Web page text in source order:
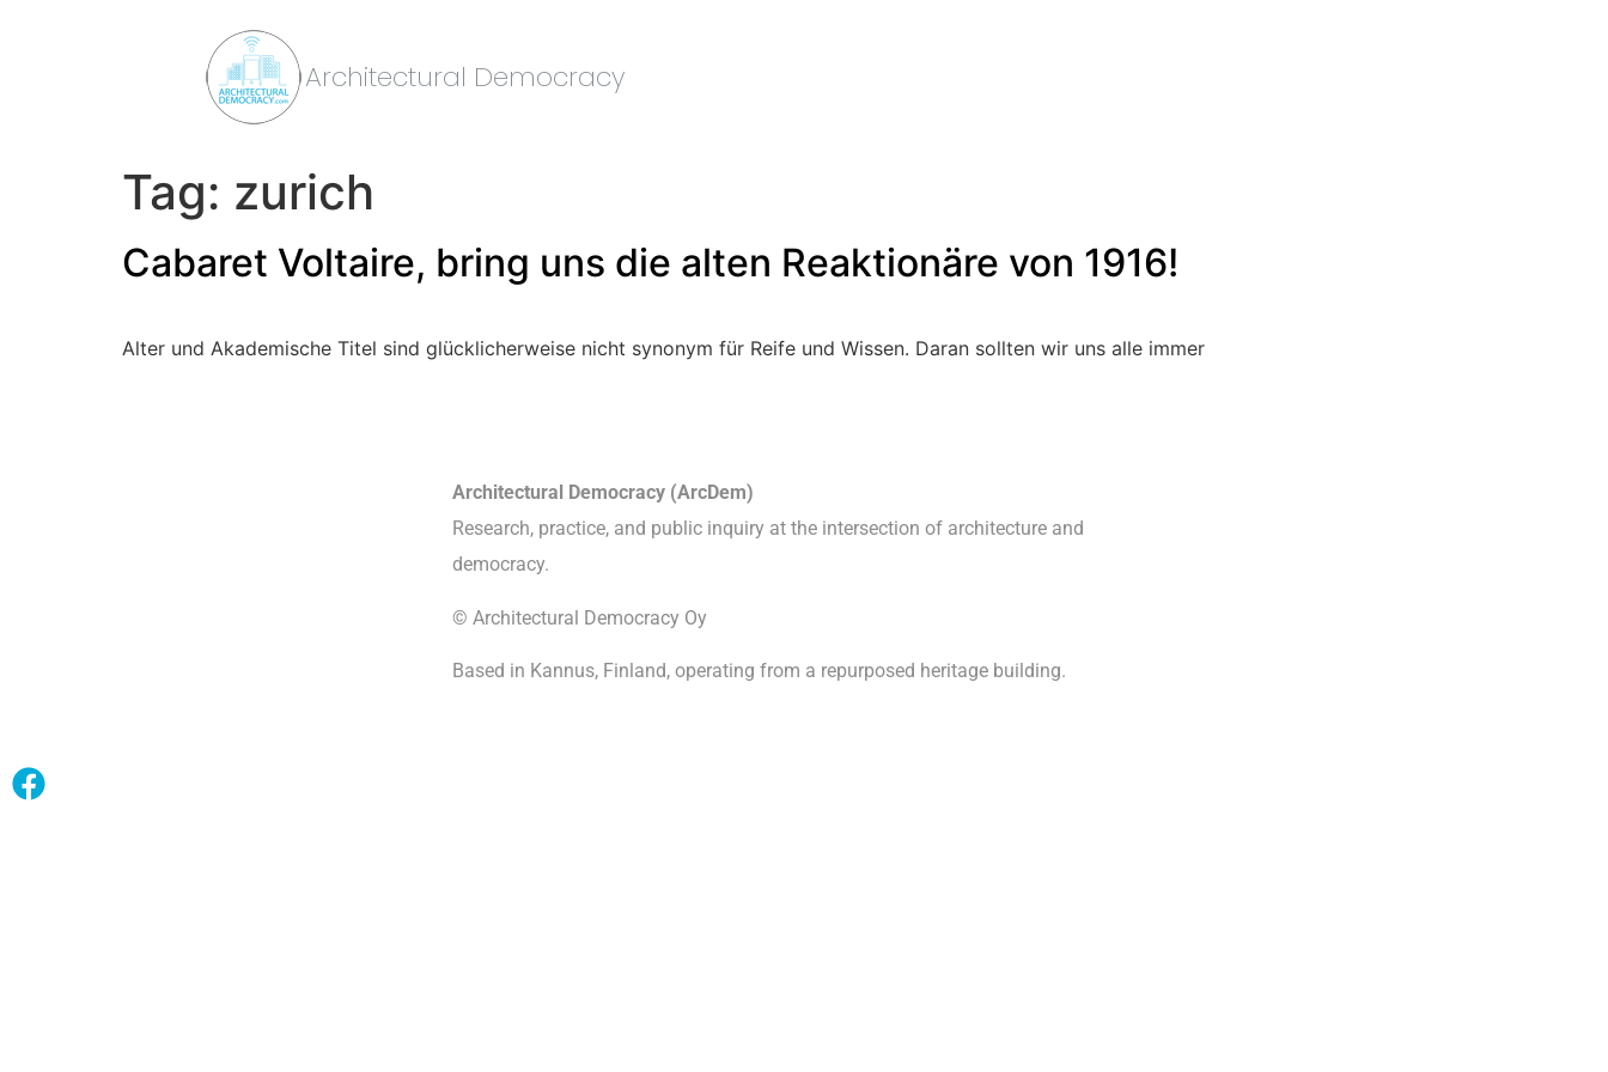
Architectural Democracy
Tag: zurich
Cabaret Voltaire, bring uns die alten Reaktionäre von 1916!​
​Alter und Akademische Titel sind glücklicherweise nicht synonym für Reife und Wissen. Daran sollten wir uns alle immer
Architectural Democracy (ArcDem)
Research, practice, and public inquiry at the intersection of architecture and
democracy.
© Architectural Democracy Oy
Based in Kannus, Finland, operating from a repurposed heritage building.